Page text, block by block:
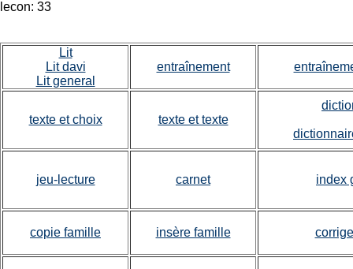
lecon: 33
Lit
Lit davi
Lit general
entraînement
texte et choix texte et texte
jeu-lecture carnet index
copie famille insère famille